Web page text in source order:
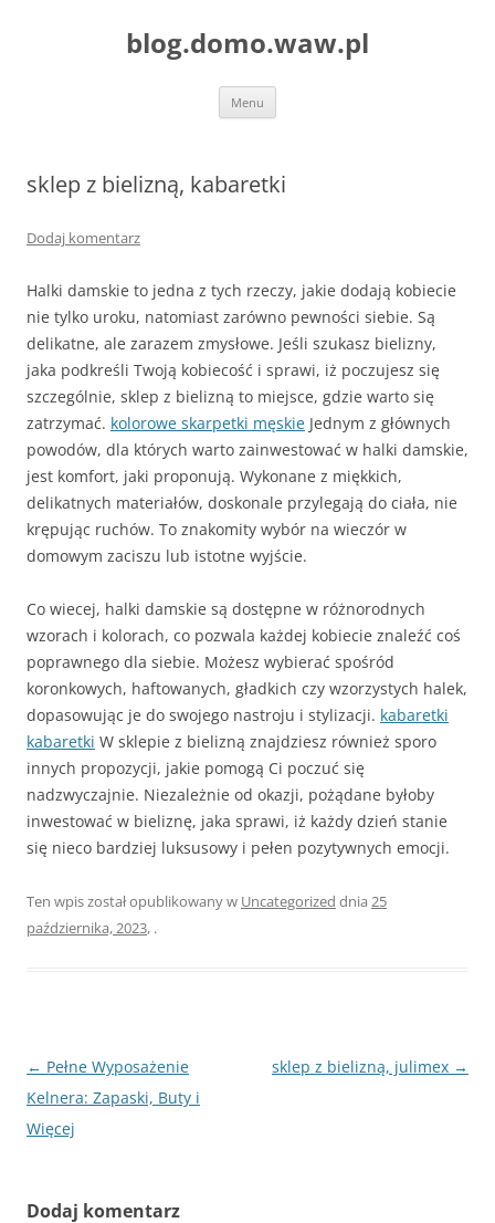
blog.domo.waw.pl
Menu
sklep z bielizną, kabaretki
Dodaj komentarz
Halki damskie to jedna z tych rzeczy, jakie dodają kobiecie
nie tylko uroku, natomiast zarówno pewności siebie. Są
delikatne, ale zarazem zmysłowe. Jeśli szukasz bielizny,
jaka podkreśli Twoją kobiecość i sprawi, iż poczujesz się
szczególnie, sklep z bielizną to miejsce, gdzie warto się
zatrzymać. kolorowe skarpetki męskie Jednym z głównych
powodów, dla których warto zainwestować w halki damskie,
jest komfort, jaki proponują. Wykonane z miękkich,
delikatnych materiałów, doskonale przylegają do ciała, nie
krępując ruchów. To znakomity wybór na wieczór w
domowym zaciszu lub istotne wyjście.
Co wiecej, halki damskie są dostępne w różnorodnych
wzorach i kolorach, co pozwala każdej kobiecie znaleźć coś
poprawnego dla siebie. Możesz wybierać spośród
koronkowych, haftowanych, gładkich czy wzorzystych halek,
dopasowując je do swojego nastroju i stylizacji. kabaretki
kabaretki W sklepie z bielizną znajdziesz również sporo
innych propozycji, jakie pomogą Ci poczuć się
nadzwyczajnie. Niezależnie od okazji, pożądane byłoby
inwestować w bieliznę, jaka sprawi, iż każdy dzień stanie
się nieco bardziej luksusowy i pełen pozytywnych emocji.
Ten wpis został opublikowany w Uncategorized dnia 25
października, 2023, .
Nawigacja
wpisu
← Pełne Wyposażenie
Kelnera: Zapaski, Buty i
Więcej
sklep z bielizną, julimex →
Dodaj komentarz